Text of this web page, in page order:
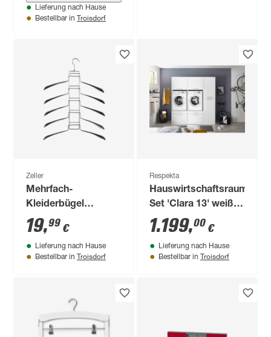
Lieferung nach Hause
Bestellbar in Troisdorf
Zeller
Mehrfach-
Kleiderbügel
grau/silber
19,99 €
Lieferung nach Hause
Bestellbar in Troisdorf
Respekta
Hauswirtschaftsraum-
Set 'Clara 13' weiß
matt 184,8 x 200 x
67,6 cm
1.199,00 €
Lieferung nach Hause
Bestellbar in Troisdorf